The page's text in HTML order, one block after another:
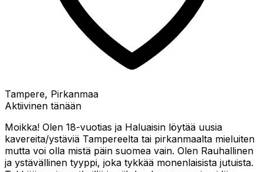
Tampere, Pirkanmaa
Aktiivinen tänään
Moikka! Olen 18-vuotias ja Haluaisin löytää uusia
kavereita/ystäviä Tampereelta tai pirkanmaalta mieluiten
mutta voi olla mistä päin suomea vain. Olen Rauhallinen
ja ystävällinen tyyppi, joka tykkää monenlaisista jutuista.